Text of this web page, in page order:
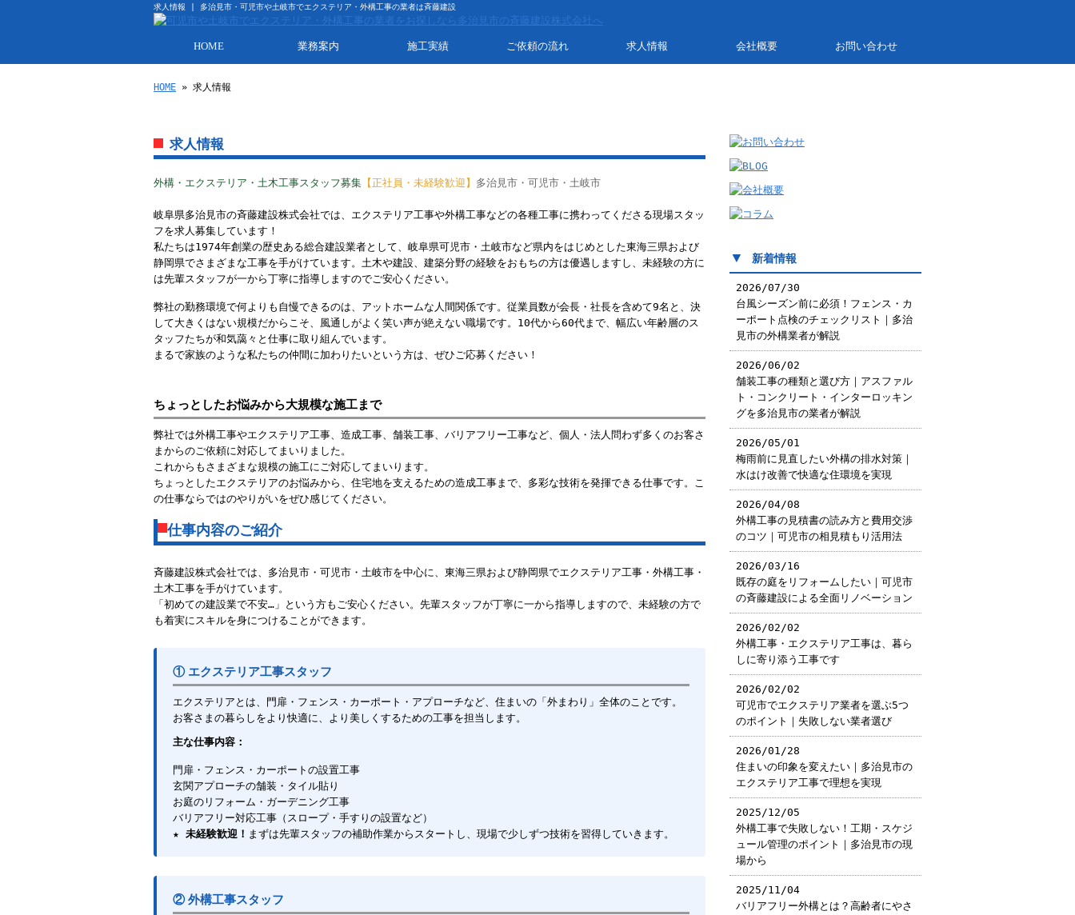
求人情報 | 多治見市・可児市や土岐市でエクステリア・外構工事の業者は斉藤建設
HOME 業務案内 施工実績 ご依頼の流れ 求人情報 会社概要 お問い合わせ
HOME » 求人情報
求人情報
外構・エクステリア・土木工事スタッフ募集 【正社員・未経験歓迎】 多治見市・可児市・土岐市
岐阜県多治見市の斉藤建設株式会社では、エクステリア工事や外構工事などの各種工事に携わってくださる現場スタッ
フを求人募集しています！
私たちは1974年創業の歴史ある総合建設業者として、岐阜県可児市・土岐市など県内をはじめとした東海三県および
静岡県でさまざまな工事を手がけています。土木や建設、建築分野の経験をおもちの方は優遇しますし、未経験の方に
は先輩スタッフが一から丁寧に指導しますのでご安心ください。
弊社の勤務環境で何よりも自慢できるのは、アットホームな人間関係です。従業員数が会長・社長を含めて9名と、決
して大きくはない規模だからこそ、風通しがよく笑い声が絶えない職場です。10代から60代まで、幅広い年齢層のス
タッフたちが和気藹々と仕事に取り組んでいます。
まるで家族のような私たちの仲間に加わりたいという方は、ぜひご応募ください！
ちょっとしたお悩みから大規模な施工まで
弊社では外構工事やエクステリア工事、造成工事、舗装工事、バリアフリー工事など、個人・法人問わず多くのお客さ
まからのご依頼に対応してまいりました。
これからもさまざまな規模の施工にご対応してまいります。
ちょっとしたエクステリアのお悩みから、住宅地を支えるための造成工事まで、多彩な技術を発揮できる仕事です。こ
の仕事ならではのやりがいをぜひ感じてください。
仕事内容のご紹介
斉藤建設株式会社では、多治見市・可児市・土岐市を中心に、東海三県および静岡県でエクステリア工事・外構工事・
土木工事を手がけています。
「初めての建設業で不安…」という方もご安心ください。先輩スタッフが丁寧に一から指導しますので、未経験の方で
も着実にスキルを身につけることができます。
① エクステリア工事スタッフ
エクステリアとは、門扉・フェンス・カーポート・アプローチなど、住まいの「外まわり」全体のことです。
お客さまの暮らしをより快適に、より美しくするための工事を担当します。
主な仕事内容：
門扉・フェンス・カーポートの設置工事
玄関アプローチの舗装・タイル貼り
お庭のリフォーム・ガーデニング工事
バリアフリー対応工事（スロープ・手すりの設置など）
★ 未経験歓迎！ まずは先輩スタッフの補助作業からスタートし、現場で少しずつ技術を習得していきます。
② 外構工事スタッフ
▼ 新着情報
2026/07/30
台風シーズン前に必須！フェンス・カ
ーポート点検のチェックリスト｜多治
見市の外構業者が解説
2026/06/02
舗装工事の種類と選び方｜アスファル
ト・コンクリート・インターロッキン
グを多治見市の業者が解説
2026/05/01
梅雨前に見直したい外構の排水対策｜
水はけ改善で快適な住環境を実現
2026/04/08
外構工事の見積書の読み方と費用交渉
のコツ｜可児市の相見積もり活用法
2026/03/16
既存の庭をリフォームしたい｜可児市
の斉藤建設による全面リノベーション
2026/02/02
外構工事・エクステリア工事は、暮ら
しに寄り添う工事です
2026/02/02
可児市でエクステリア業者を選ぶ5つ
のポイント｜失敗しない業者選び
2026/01/28
住まいの印象を変えたい｜多治見市の
エクステリア工事で理想を実現
2025/12/05
外構工事で失敗しない！工期・スケジ
ュール管理のポイント｜多治見市の現
場から
2025/11/04
バリアフリー外構とは？高齢者にやさ